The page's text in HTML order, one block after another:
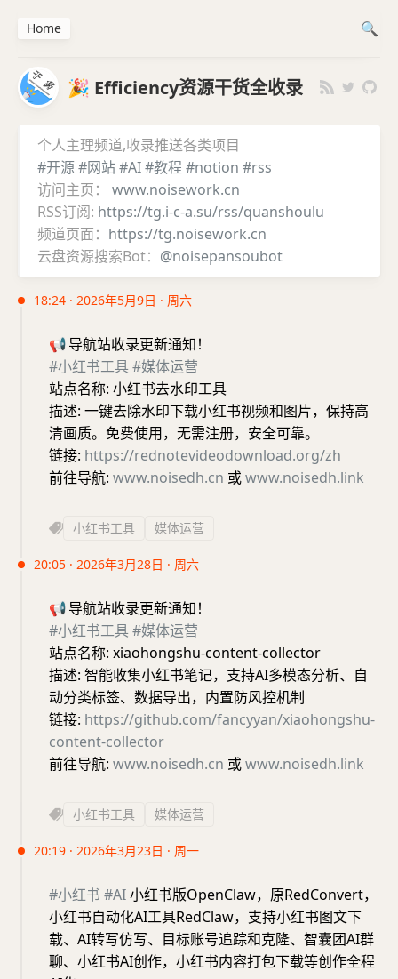
🎉 Efficiency资源干货全收录
个人主理频道,收录推送各类项目
#开源#网站#AI#教程 #notion #rss
访问主页： www.noisework.cn
RSS订阅: https://tg.i-c-a.su/rss/quanshoulu
频道页面： https://tg.noisework.cn
云盘资源搜索Bot： @noisepansoubot
18:24 · 2026年5月9日 · 周六
📢导航站收录更新通知！
#小红书工具#媒体运营
站点名称: 小红书去水印工具
描述: 一键去除水印下载小红书视频和图片，保持高
清画质。免费使用，无需注册，安全可靠。
链接: https://rednotevideodownload.org/zh
前往导航: www.noisedh.cn 或www.noisedh.link
小红书工具 媒体运营
20:05 · 2026年3月28日 · 周六
📢导航站收录更新通知！
#小红书工具#媒体运营
站点名称: xiaohongshu-content-collector
描述: 智能收集小红书笔记，支持AI多模态分析、自
动分类标签、数据导出，内置防风控机制
链接: https://github.com/fancyyan/xiaohongshu-
content-collector
前往导航: www.noisedh.cn 或www.noisedh.link
小红书工具 媒体运营
20:19 · 2026年3月23日 · 周一
#小红书 #AI小红书版OpenClaw，原RedConvert，
小红书自动化AI工具RedClaw，支持小红书图文下
载、AI转写仿写、目标账号追踪和克隆、智囊团AI群
聊、小红书AI创作，小红书内容打包下载等创作全程
Home